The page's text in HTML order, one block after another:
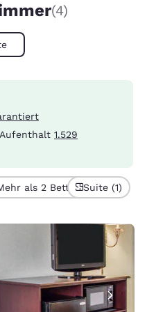
(4)
1.529
als 2 Betten (1)Suite (1)